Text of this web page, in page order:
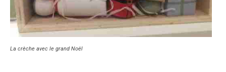
La crèche avec le grand Noël